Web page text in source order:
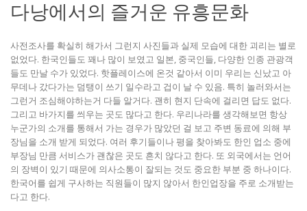
다낭에서의 즐거운 유흥문화
사전조사를 확실히 해가서 그런지 사진들과 실제 모습에 대한 괴리는 별로
없었다. 한국인들도 꽤나 많이 보였고 일본, 중국인들, 다양한 인종 관광객
들도 만날 수가 있었다. 핫플레이스에 온것 같아서 이미 우리는 신났고 아
무데나 갔다가는 덤탱이 쓰기 일수라고 겁이 날 수 있음. 특히 놀러와서는
그런거 조심해야하는거 다들 알거다. 괜히 현지 단속에 걸리면 답도 없다.
그리고 바가지를 씌우는 곳도 많다고 한다. 우리나라를 생각해보면 항상
누군가의 소개를 통해서 가는 경우가 많았던 걸 보고 주변 동료에 의해 부
장님을 소개 받게 되었다. 여러 후기들이나 평을 찾아봐도 한인 업소 중에
부장님 만큼 서비스가 괜찮은 곳도 흔치 않다고 한다. 또 외국에서는 언어
의 장벽이 있기 때문에 의사소통이 잘되는 것도 중요한 부분 중 하나이다.
한국어를 쉽게 구사하는 직원들이 많지 않아서 한인업장을 주로 소개받는
다고 한다.